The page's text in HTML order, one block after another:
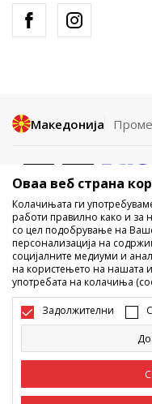
Македонија
Не е дозволено
интернет страните на
однесува на логоа,
истите да се отстапуваат на
се користат за било
Настојуваме да бидеме
фотографијата и самата
сите информации се
дека мораат да се
производите може да ја
Оваа веб страна
Колачињата ги
работи правилно како и за
со цел подобрување на
персонализација на
социјалните медиуми и
на користењето на нашата
употребата на колачиња
Задолжителни